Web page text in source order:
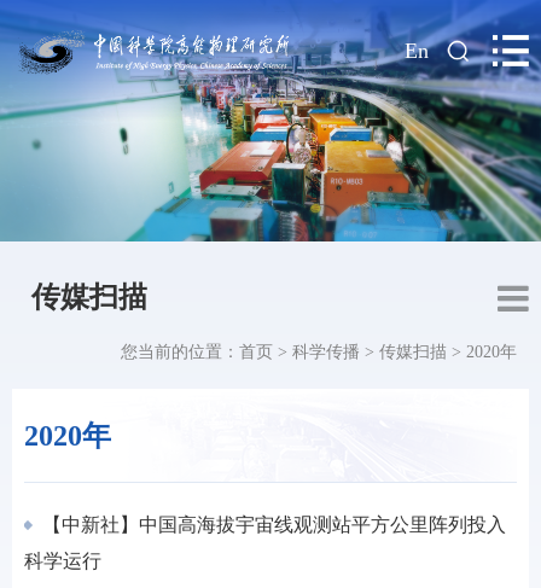
| En
传媒扫描
2020年
您当前的位置： 首页 > 科学传播 > 传媒扫描 > 2020年
【中新社】中国高海拔宇宙线观测站平方公里阵列投入
科学运行